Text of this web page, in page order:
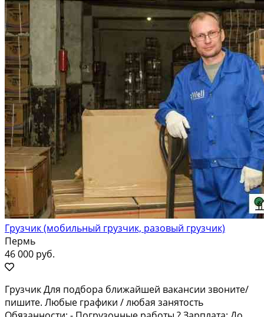
Грузчик (мобильный грузчик, разовый грузчик)
Пермь
46 000 руб.
Грузчик Для подбора ближайшей вакансии звоните/
пишите. Любые графики / любая занятость